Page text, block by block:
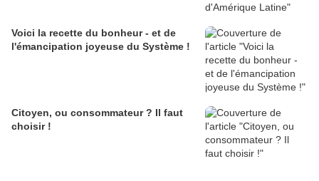
Voici la recette du bonheur - et de
l'émancipation joyeuse du Système !
Citoyen, ou consommateur ? Il faut
choisir !